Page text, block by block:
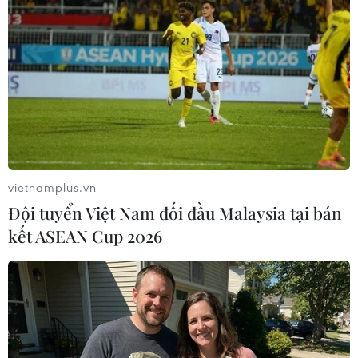
Brazil phong tỏa biên giới sau khi
ghi nhận số ca mắc COVID-19 kỷ lục
19/03/2020 23:55
Theo Bộ trưởng Y tế Brazil Luiz Henrique Mandetta,
những gì ghi nhận được cho tới thời điểm này mới chỉ
là “phần nổi của tảng băng” bởi còn rất nhiều người
chưa được xét nghiệm.
vietnamplus.vn
Đội tuyển Việt Nam đối đầu Malaysia tại bán
kết ASEAN Cup 2026